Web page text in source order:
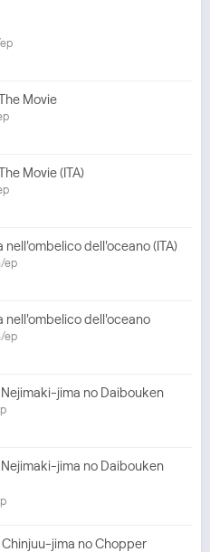
Movie
Movie (ITA)
nell'ombelico dell'oceano (ITA)
ep
nell'ombelico dell'oceano
ep
jima no Daibouken
jima no Daibouken
jima no Chopper